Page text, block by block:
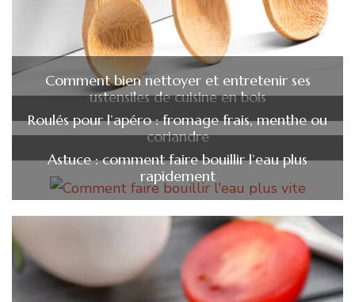
Comment bien nettoyer et entretenir ses
ustensiles de cuisine en bois
Roulés pour l’apéro : fromage frais, menthe ou
coriandre
Astuce : comment faire bouillir l’eau plus
rapidement